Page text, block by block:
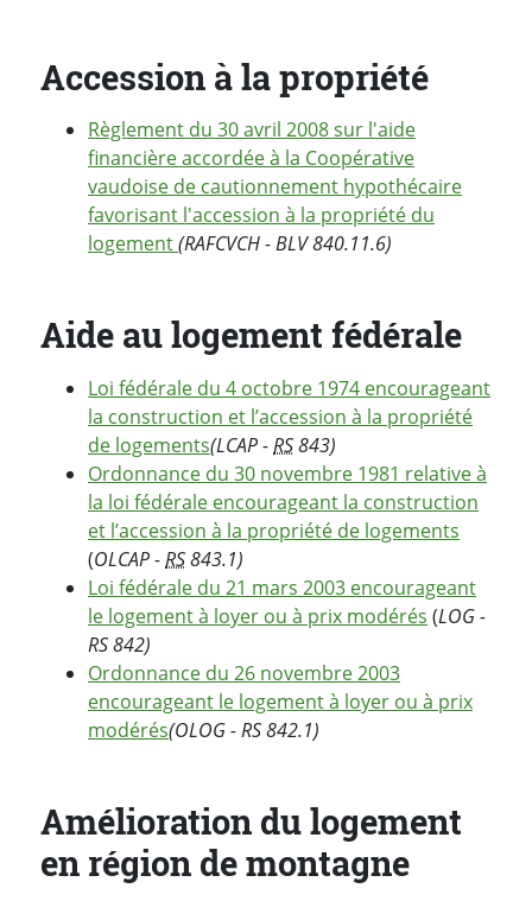
Accession à la propriété
Règlement du 30 avril 2008 sur l'aide
financière accordée à la Coopérative
vaudoise de cautionnement hypothécaire
favorisant l'accession à la propriété du
logement(RAFCVCH - BLV 840.11.6)
Aide au logement fédérale
Loi fédérale du 4 octobre 1974 encourageant
la construction et l’accession à la propriété
de logements(LCAP -RS843)
Ordonnance du 30 novembre 1981 relative à
la loi fédérale encourageant la construction
et l’accession à la propriété de logements
(OLCAP -RS843.1)
Loi fédérale du 21 mars 2003 encourageant
le logement à loyer ou à prix modérés (LOG -
RS 842)
Ordonnance du 26 novembre 2003
encourageant le logement à loyer ou à prix
modérés(OLOG - RS 842.1)
Amélioration du logement
en région de montagne